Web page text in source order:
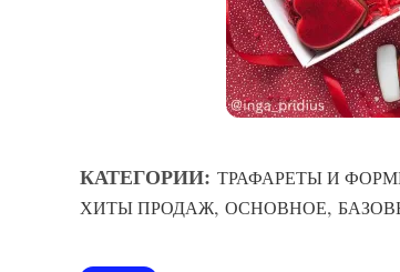
КАТЕГОРИИ: ТРАФАРЕТЫ И
ХИТЫ ПРОДАЖ, ОСНОВНОЕ,